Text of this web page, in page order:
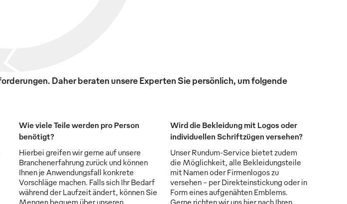
Daher beraten unsere Experten Sie persönlich, um folgende
Wie viele Teile werden pro Person
benötigt?
Hierbei greifen wir gerne auf unsere
Branchenerfahrung zurück und können
Ihnen je Anwendungsfall konkrete
Vorschläge machen. Falls sich Ihr Bedarf
während der Laufzeit ändert, können Sie
Wird die Bekleidung mit Logos oder
individuellen Schriftzügen versehen?
Unser Rundum-Service bietet zudem
die Möglichkeit, alle Bekleidungsteile
mit Namen oder Firmenlogos zu
versehen - per Direkteinstickung oder in
Form eines aufgenähten Emblems.